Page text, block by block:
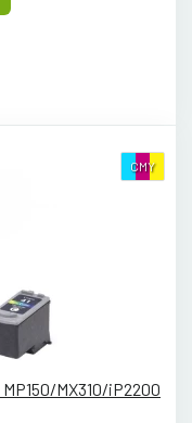
CMY
MX310/iP2200